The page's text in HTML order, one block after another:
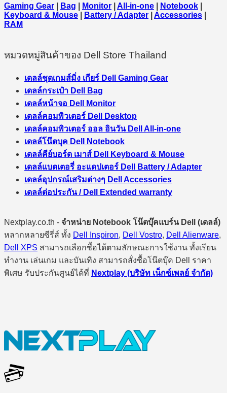
Gaming Gear
Bag Monitor All-in-one Notebook
Keyboard & Mouse
Battery / Adapter Accessories
RAM
หมวดหมู่สินค้าของ Dell Store Thailand
เดลล์ชุดเกมส์มิ่ง เกียร์ Dell Gaming Gear
เดลล์กระเป๋า Dell Bag
เดลล์หน้าจอ Dell Monitor
เดลล์คอมพิวเตอร์ Dell Desktop
เดลล์คอมพิวเตอร์ ออล อินวัน Dell All-in-one
เดลล์โน๊ตบุค Dell Notebook
เดลล์คีย์บอร์ด เมาส์ Dell Keyboard & Mouse
เดลล์แบตเตอรี่ อะแดปเตอร์ Dell Battery / Adapter
เดลล์อุปกรณ์เสริมต่างๆ Dell Accessories
เดลล์ต่อประกัน / Dell Extended warranty
Nextplay.co.th - จำหน่าย Notebook โน๊ตบุ๊คแบร์น Dell (เดลล์)
หลากหลายซีรี่ส์ ทั้ง Dell Inspiron, Dell Vostro, Dell Alienware,
Dell XPS สามารถเลือกซื้อได้ตามลักษณะการใช้งาน ทั้งเรียน
ทำงาน เล่นเกม และบันเทิง สามารถสั่งซื้อโน๊ตบุ๊ค Dell ราคา
พิเศษ รับประกันศูนย์ได้ที่ Nextplay (บริษัท เน็กซ์เพลย์ จำกัด)